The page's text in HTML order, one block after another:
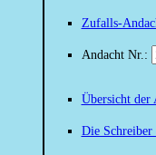
Zufalls-
Andacht Nr.:
Übersicht der
Die Schreiber